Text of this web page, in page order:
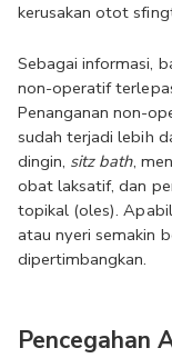
kerusakan otot
Sebagai informasi,
non-operatif
Penanganan non-
sudah terjadi lebih
dingin, sitz bath,
obat laksatif, dan
topikal (oles).
atau nyeri semakin
dipertimbangkan.
Pencegahan